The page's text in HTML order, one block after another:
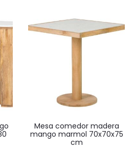
mesa comedor madera
mango marmol 70x70x75
cm